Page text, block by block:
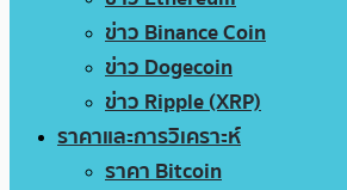
ข่าว Binance Coin
ข่าว Dogecoin
ข่าว Ripple (XRP)
ราคาและการวิเคราะห์
ราคา Bitcoin